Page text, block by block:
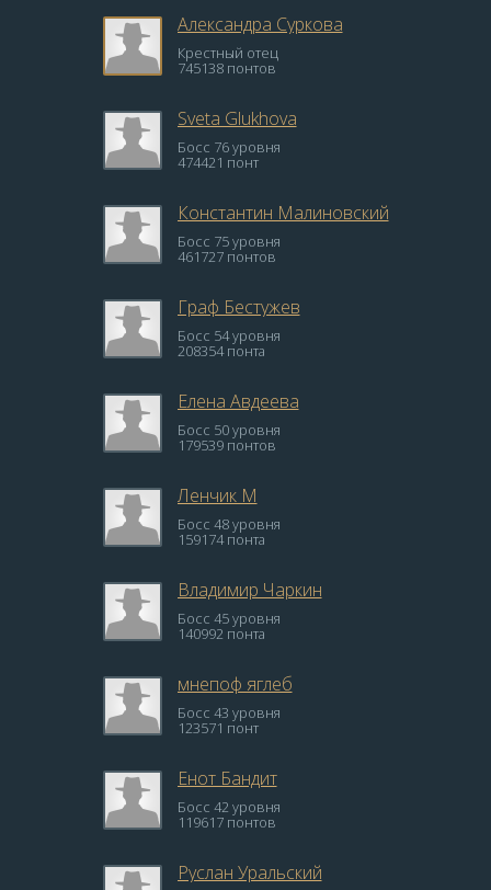
Александра Суркова
Крестный отец
745138 понтов
Sveta Glukhova
Босс 76 уровня
474421 понт
Константин Малиновский
Босс 75 уровня
461727 понтов
Граф Бестужев
Босс 54 уровня
208354 понта
Елена Авдеева
Босс 50 уровня
179539 понтов
Ленчик M
Босс 48 уровня
159174 понта
Владимир Чаркин
Босс 45 уровня
140992 понта
мнепоф яглеб
Босс 43 уровня
123571 понт
Енот Бандит
Босс 42 уровня
119617 понтов
Руслан Уральский